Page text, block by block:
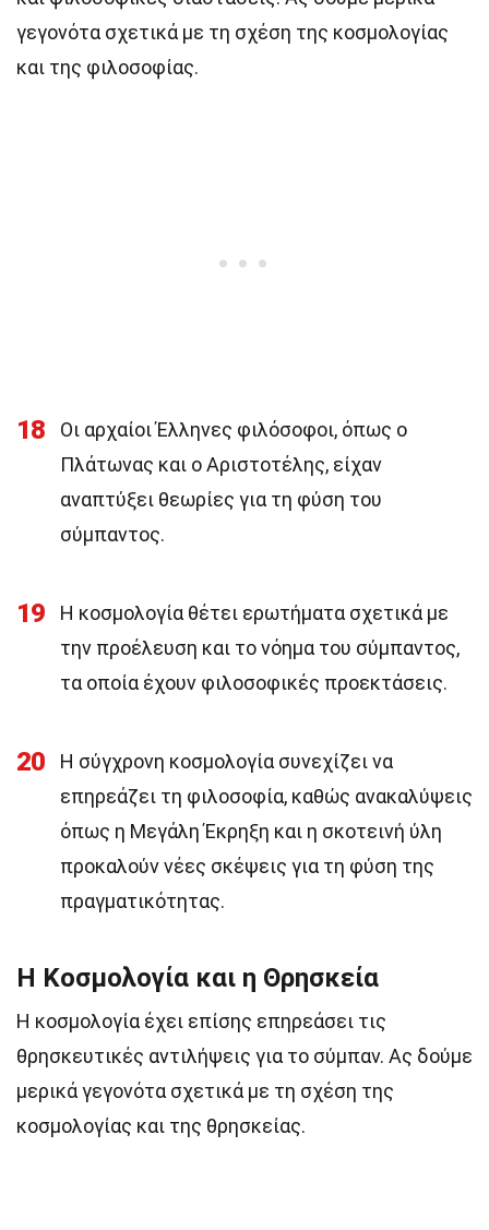
γεγονότα σχετικά με τη σχέση της κοσμολογίας
και της φιλοσοφίας.
18
Οι αρχαίοι Έλληνες φιλόσοφοι, όπως ο
Πλάτωνας και ο Αριστοτέλης, είχαν
αναπτύξει θεωρίες για τη φύση του
σύμπαντος.
19
Η κοσμολογία θέτει ερωτήματα σχετικά με
την προέλευση και το νόημα του σύμπαντος,
τα οποία έχουν φιλοσοφικές προεκτάσεις.
20
Η σύγχρονη κοσμολογία συνεχίζει να
επηρεάζει τη φιλοσοφία, καθώς ανακαλύψεις
όπως η Μεγάλη Έκρηξη και η σκοτεινή ύλη
προκαλούν νέες σκέψεις για τη φύση της
πραγματικότητας.
Η Κοσμολογία και η Θρησκεία
Η κοσμολογία έχει επίσης επηρεάσει τις
θρησκευτικές αντιλήψεις για το σύμπαν. Ας δούμε
μερικά γεγονότα σχετικά με τη σχέση της
κοσμολογίας και της θρησκείας.